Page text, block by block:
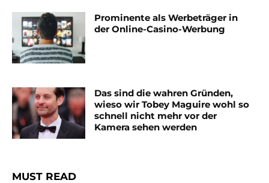
Prominente als Werbeträger in
der Online-Casino-Werbung
Das sind die wahren Gründen,
wieso wir Tobey Maguire wohl so
schnell nicht mehr vor der
Kamera sehen werden
MUST READ